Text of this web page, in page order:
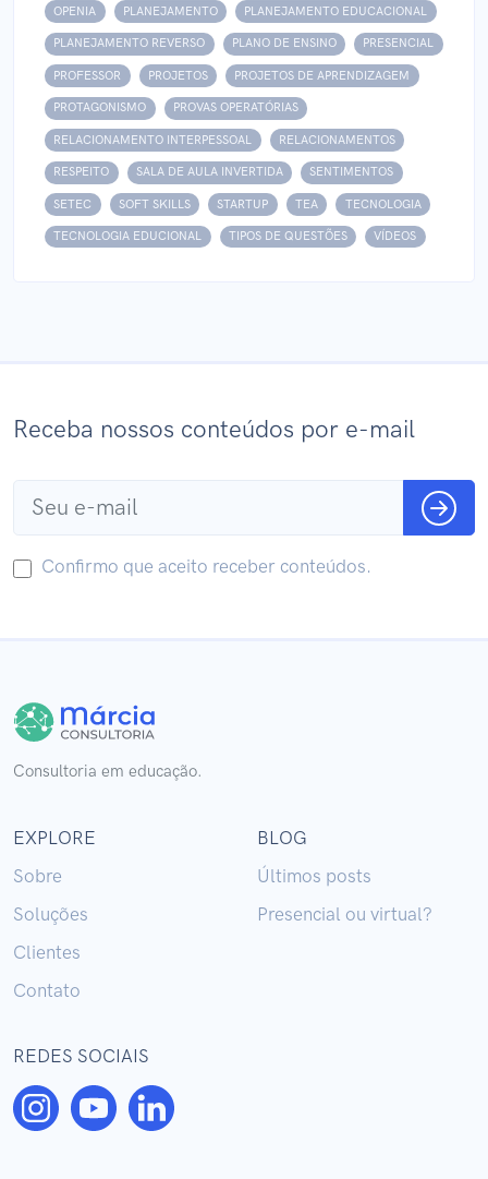
OPENIA PLANEJAMENTO PLANEJAMENTO EDUCACIONAL
PLANEJAMENTO REVERSO PLANO DE ENSINO PRESENCIAL
PROFESSOR PROJETOS PROJETOS DE APRENDIZAGEM
PROTAGONISMO PROVAS OPERATÓRIAS
RELACIONAMENTO INTERPESSOAL RELACIONAMENTOS
RESPEITO SALA DE AULA INVERTIDA SENTIMENTOS
SETEC SOFT SKILLS STARTUP TEA TECNOLOGIA
TECNOLOGIA EDUCIONAL TIPOS DE QUESTÕES VÍDEOS
Receba nossos conteúdos por e-mail
Confirmo que aceito receber conteúdos.
Consultoria em educação.
EXPLORE
Sobre
Soluções
Clientes
Contato
BLOG
Últimos posts
Presencial ou virtual?
REDES SOCIAIS